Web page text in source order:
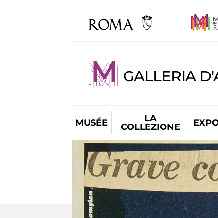
GALLERIA
MUSÉE
LA
COLLEZIONE